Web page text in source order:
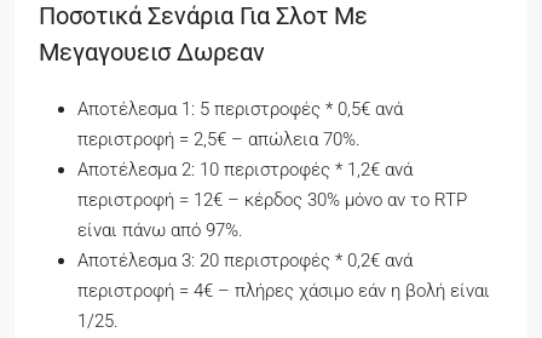
Ποσοτικά Σενάρια Για Σλοτ Με
Μεγαγουεισ Δωρεαν
Αποτέλεσμα 1: 5 περιστροφές * 0,5€ ανά
περιστροφή = 2,5€ – απώλεια 70%.
Αποτέλεσμα 2: 10 περιστροφές * 1,2€ ανά
περιστροφή = 12€ – κέρδος 30% μόνο αν το RTP
είναι πάνω από 97%.
Αποτέλεσμα 3: 20 περιστροφές * 0,2€ ανά
περιστροφή = 4€ – πλήρες χάσιμο εάν η βολή είναι
1/25.